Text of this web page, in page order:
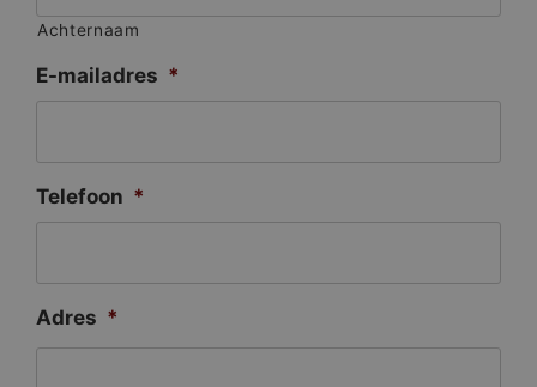
Achternaam
E-mailadres *
Telefoon *
Adres *